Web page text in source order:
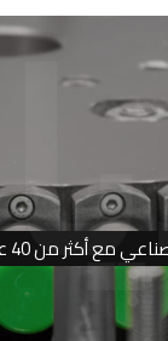
40 عامًا من الخبرة.